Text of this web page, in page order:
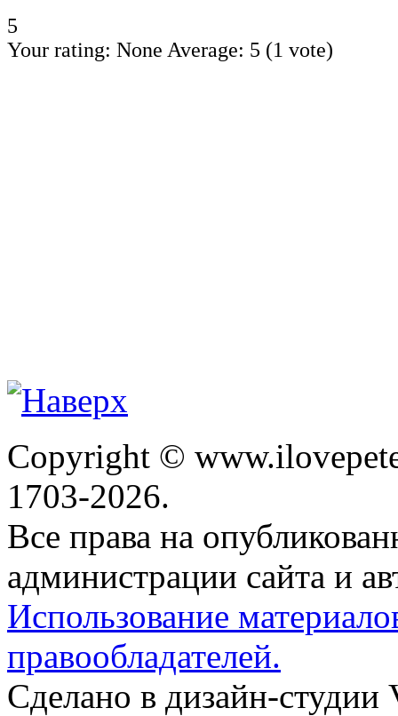
5
Your rating: None Average: 5 (1 vote)
Copyright ©
1703-2026.
Все права на
администрации сайта и
Использование
правообладателей.
Сделано в дизайн-студии